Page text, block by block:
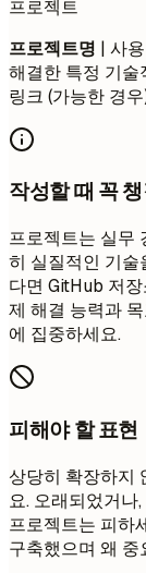
프로젝트
프로젝트명 | 사
해결한 특정 기
링크 (가능한 경
작성할 때 꼭 챙
프로젝트는 실무
히 실질적인 기술
다면 GitHub 저
제 해결 능력과
에 집중하세요.
피해야 할 표현
상당히 확장하지
요. 오래되었거나
프로젝트는 피하
구축했으며 왜